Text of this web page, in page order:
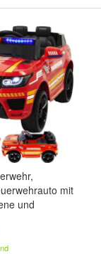
mit
und
Sirene,